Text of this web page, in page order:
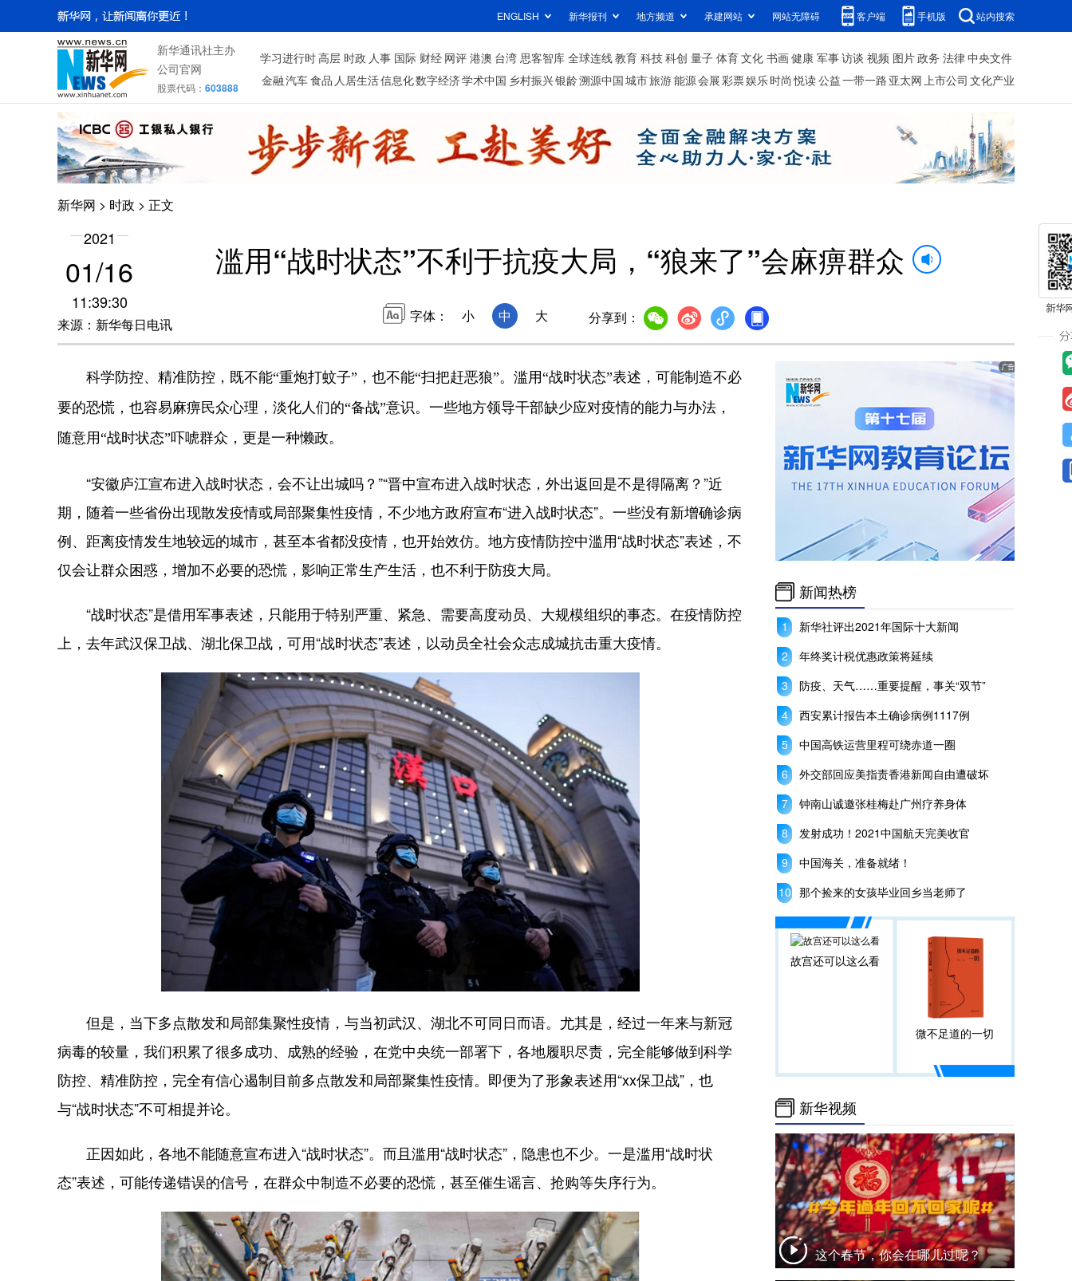
ENGLISH 新华报刊 地方频道 承建网站 网站无障碍 客户端 手机版 站内搜索
新华通讯社主办
公司官网
股票代码： 603888
学习进行时高层 时政 人事 国际 财经 网评 港澳 台湾 思客智库 全球连线教育 科技科创 量子 体育文化 书画健康 军事访谈 视频 图片政务 法律中央文件
金融汽车食品 人居生活信息化数字经济学术中国 乡村振兴银龄溯源中国城市旅游能源会展彩票娱乐时尚 悦读公益一带一路 亚太网上市公司 文化产业
新华网 > 时政 > 正文
2021
01/16
11:39:30
来源：新华每日电讯
滥用“战时状态”不利于抗疫大局，“狼来了”会麻痹群众
字体： 小 中 大 分享到：
科学防控、精准防控，既不能“重炮打蚊子”，也不能“扫把赶恶狼”。滥用“战时状态”表述，可能制造不必
要的恐慌，也容易麻痹民众心理，淡化人们的“备战”意识。一些地方领导干部缺少应对疫情的能力与办法，
随意用“战时状态”吓唬群众，更是一种懒政。
“安徽庐江宣布进入战时状态，会不让出城吗？”“晋中宣布进入战时状态，外出返回是不是得隔离？”近
期，随着一些省份出现散发疫情或局部聚集性疫情，不少地方政府宣布“进入战时状态”。一些没有新增确诊病
例、距离疫情发生地较远的城市，甚至本省都没疫情，也开始效仿。地方疫情防控中滥用“战时状态”表述，不
仅会让群众困惑，增加不必要的恐慌，影响正常生产生活，也不利于防疫大局。
“战时状态”是借用军事表述，只能用于特别严重、紧急、需要高度动员、大规模组织的事态。在疫情防控
上，去年武汉保卫战、湖北保卫战，可用“战时状态”表述，以动员全社会众志成城抗击重大疫情。
但是，当下多点散发和局部集聚性疫情，与当初武汉、湖北不可同日而语。尤其是，经过一年来与新冠
病毒的较量，我们积累了很多成功、成熟的经验，在党中央统一部署下，各地履职尽责，完全能够做到科学
防控、精准防控，完全有信心遏制目前多点散发和局部聚集性疫情。即便为了形象表述用“xx保卫战”，也
与“战时状态”不可相提并论。
正因如此，各地不能随意宣布进入“战时状态”。而且滥用“战时状态”，隐患也不少。一是滥用“战时状
态”表述，可能传递错误的信号，在群众中制造不必要的恐慌，甚至催生谣言、抢购等失序行为。
新闻热榜
新华社评出2021年国际十大新闻
年终奖计税优惠政策将延续
防疫、天气……重要提醒，事关“双节”
西安累计报告本土确诊病例1117例
中国高铁运营里程可绕赤道一圈
外交部回应美指责香港新闻自由遭破坏
钟南山诚邀张桂梅赴广州疗养身体
发射成功！2021中国航天完美收官
中国海关，准备就绪！
那个捡来的女孩毕业回乡当老师了
故宫还可以这么看
微不足道的一切
新华视频
这个春节，你会在哪儿过呢？